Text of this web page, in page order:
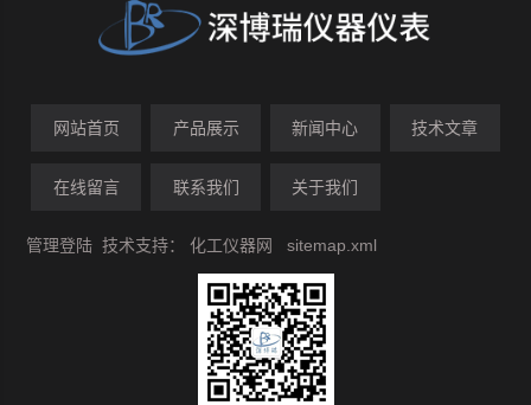
网站首页 产品展示 新闻中心 技术文章
在线留言 联系我们 关于我们
管理登陆 技术支持：化工仪器网 sitemap.xml